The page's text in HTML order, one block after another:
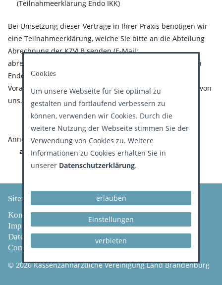
(Teilnahmeerklärung Endo IKK)
Bei Umsetzung dieser Verträge in Ihrer Praxis benötigen wir
eine Teilnahmeerklärung, welche Sie bitte an die Abteilung
Abrechnung der KZVLB senden (E-Mail:
abrechnung@kzvlb.de). Für Teilnahmeerklärungen zu den
Endo-Verträgen erhalten Sie nach Prüfung der
Voraussetzungen eine schriftliche Teilnahmebestätigung von
uns.
Annett Klinder, Telefon: 0331 2977-304,
annett.klinder(at)kzvlb.de
Sitemap
Kontakt
Impressum
Datenschutz
Compliance
© 2026 Kassenzahnärztliche Vereinigung Land Brandenburg
Cookies
Um unsere Webseite für Sie optimal zu
gestalten und fortlaufend verbessern zu
können, verwenden wir Cookies. Durch die
weitere Nutzung der Webseite stimmen Sie der
Verwendung von Cookies zu. Weitere
Informationen zu Cookies erhalten Sie in
unserer Datenschutzerklärung.
erlauben
Einstellungen
verbieten